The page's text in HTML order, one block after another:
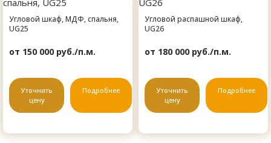
Угловой шкаф, МДФ, спальня,
UG25
от 150 000 руб./п.м.
Уточнить
цену
Подробнее
Угловой распашной шкаф,
UG26
от 180 000 руб./п.м.
Уточнить
цену
Подробнее